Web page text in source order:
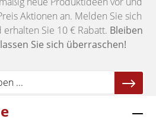
Aktionen an. Melden Sie sich
Sie 10 € Rabatt. Bleiben
Sie sich überraschen!